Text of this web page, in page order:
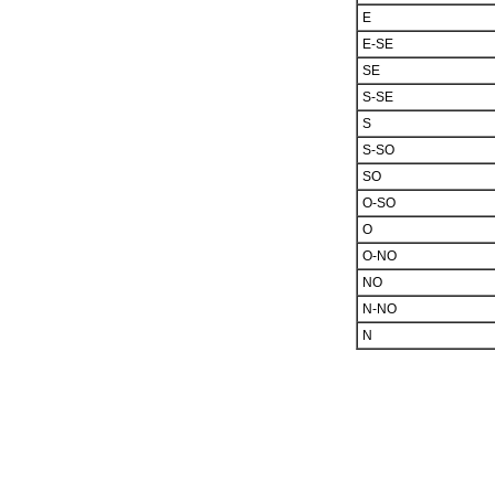
E
E-SE
SE
S-SE
S
S-SO
SO
O-SO
O
O-NO
NO
N-NO
N